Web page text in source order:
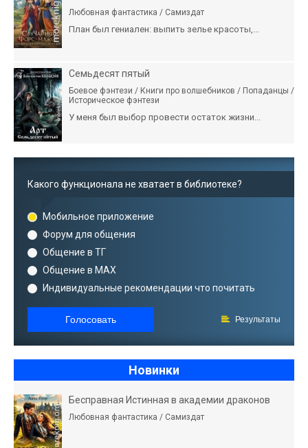
Любовная фантастика / Самиздат
План был гениален: выпить зелье красоты,...
Семьдесят пятый
Боевое фэнтези / Книги про волшебников / Попаданцы /
Историческое фэнтези
У меня был выбор провести остаток жизни...
Какого функционала не хватает в библиотеке?
Мобильное приложение
Форум для общения
Общение в ТГ
Общение в MAX
Индивидуальные рекомендации что почитать
Голосовать Результаты
Новинки
Бесправная Истинная в академии драконов
Любовная фантастика / Самиздат